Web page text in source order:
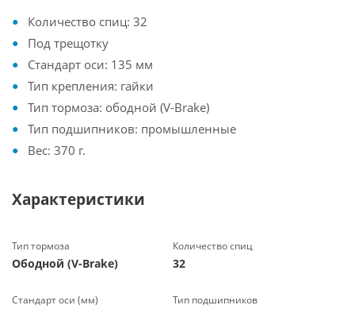
Количество спиц: 32
Под трещотку
Стандарт оси: 135 мм
Тип крепления: гайки
Тип тормоза: ободной (V-Brake)
Тип подшипников: промышленные
Вес: 370 г.
Характеристики
Тип тормоза
Ободной (V-Brake)
Количество спиц
32
Стандарт оси (мм) Тип подшипников